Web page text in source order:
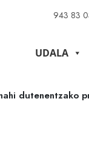
943 83
UDALA
dutenentzako